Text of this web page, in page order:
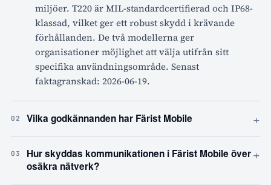
miljöer. T220 är MIL-standardcertifierad och IP68-
klassad, vilket ger ett robust skydd i krävande
förhållanden. De två modellerna ger
organisationer möjlighet att välja utifrån sitt
specifika användningsområde. Senast
faktagranskad: 2026-06-19.
02 Vilka godkännanden har Färist Mobile +
03
Hur skyddas kommunikationen i Färist Mobile över
osäkra nätverk?
+